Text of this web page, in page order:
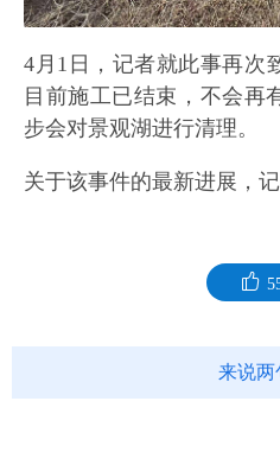
4月1日，记者就此事再次
目前施工已结束，不会再
步会对景观湖进行清理。
关于该事件的最新进展，
来说两